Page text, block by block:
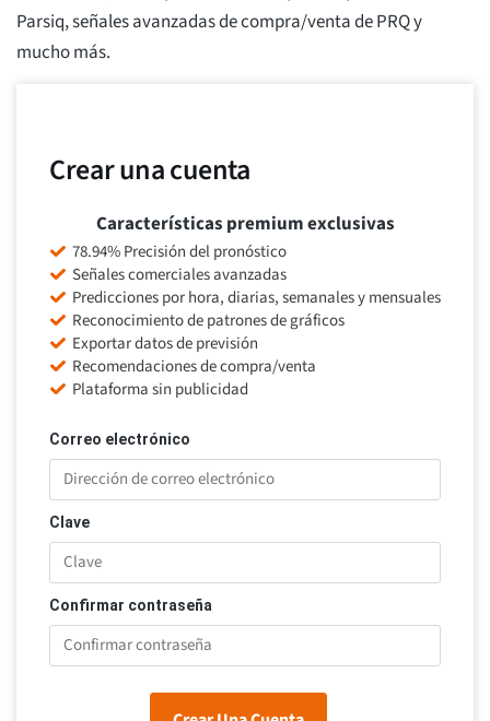
Parsiq, señales avanzadas de compra/venta de PRQ y
mucho más.
Crear una cuenta
Correo electrónico
Clave
Confirmar contraseña
Características premium exclusivas
78.94% Precisión del pronóstico
Señales comerciales avanzadas
Predicciones por hora, diarias, semanales y mensuales
Reconocimiento de patrones de gráficos
Exportar datos de previsión
Recomendaciones de compra/venta
Plataforma sin publicidad